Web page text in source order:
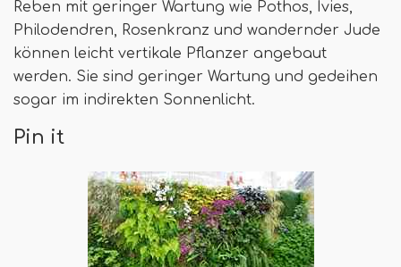
Reben mit geringer Wartung wie Pothos, Ivies,
Philodendren, Rosenkranz und wandernder Jude
können leicht vertikale Pflanzer angebaut
werden. Sie sind geringer Wartung und gedeihen
sogar im indirekten Sonnenlicht.
Pin it